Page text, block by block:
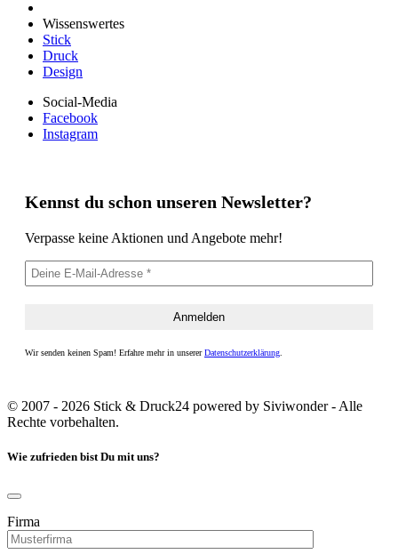
Wissenswertes
Stick
Druck
Design
Social-Media
Facebook
Instagram
Kennst du schon unseren Newsletter?
Verpasse keine Aktionen und Angebote mehr!
Wir senden keinen Spam! Erfahre mehr in unsererDatenschutzerklärung
© 2007 - 2026 Stick & Druck24 powered by Siviwonder - Alle
Rechte vorbehalten.
Wie zufrieden bist Du mit uns?
Firma